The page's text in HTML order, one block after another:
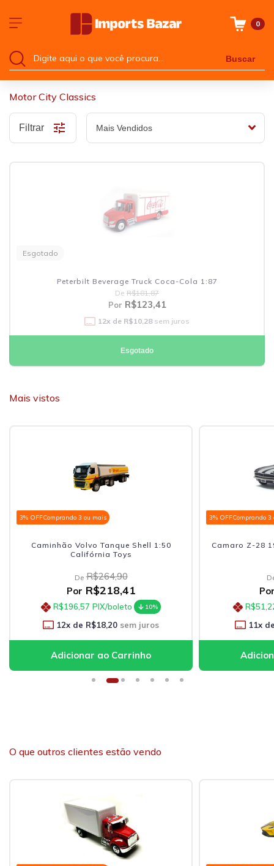
0
Buscar
Motor City Classics
Filtrar
Esgotado
Peterbilt Beverage Truck Coca-Cola 1:87
De R$181,87
Por R$123,41
12x de R$10,28sem juros
Esgotado
Mais vistos
3% OFFComprando 3 ou mais
Caminhão Volvo Tanque Shell 1:50
Califórnia Toys
De R$264,90
Por R$218,41
R$196,57 PIX/boleto 10%
12x de R$18,20 sem juros
3% OFFComprando 3
Camaro Z-28
11x
O que outros clientes estão vendo